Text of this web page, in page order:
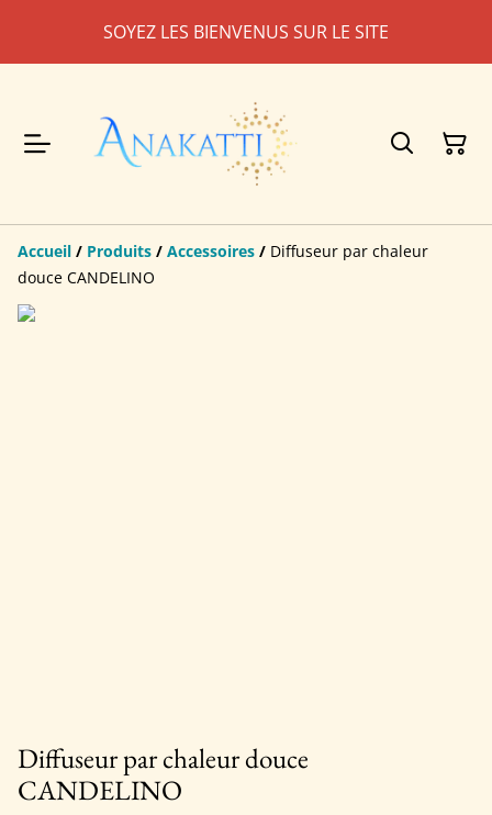
SOYEZ LES BIENVENUS SUR LE SITE
Accueil / Produits / Accessoires / Diffuseur par chaleur
douce CANDELINO
Diffuseur par chaleur douce
CANDELINO